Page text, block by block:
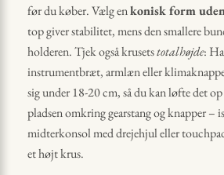
før du køber. Vælg enkonisk form
top giver stabilitet, mens den smallere
holderen. Tjek også krusetstotalhøjde:
instrumentbræt, armlæn eller
sig under 18-20 cm, så du kan løfte det
pladsen omkring gearstang og knapper –
midterkonsol med drejehjul eller
et højt krus.